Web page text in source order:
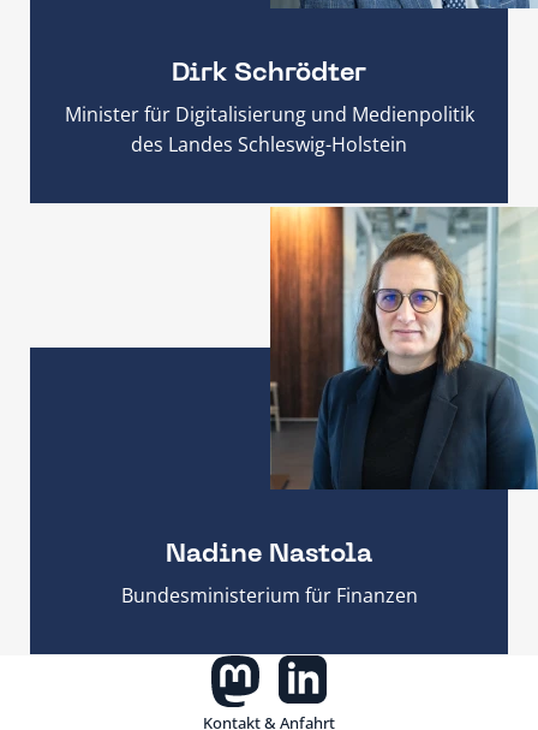
Dirk Schrödter
Minister für Digitalisierung und Medienpolitik
des Landes Schleswig-Holstein
Nadine Nastola
Bundesministerium für Finanzen
Kontakt & Anfahrt